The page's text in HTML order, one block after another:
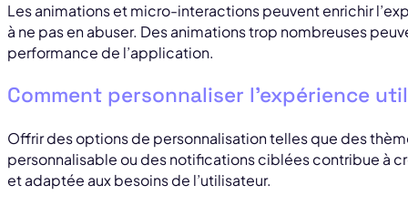
Les animations et micro-interactions peuvent enrichir
à ne pas en abuser. Des animations trop nombreuses
performance de l’application.
Comment personnaliser l’expérience
Offrir des options de personnalisation telles que des
personnalisable ou des notifications ciblées contribue à
et adaptée aux besoins de l’utilisateur.